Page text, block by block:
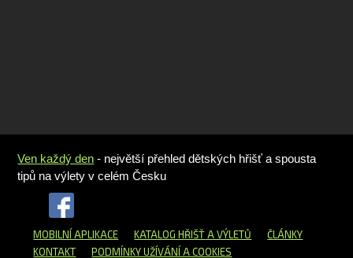
Ven každý den - největší přehled dětských hřišť a spousta
tipů na výlety v celém Česku
MOBILNÍ APLIKACE KATALOG HŘIŠŤA VÝLETŮ
ČLÁNKY
KONTAKT
PODMÍNKY UŽÍVÁNÍ A COOKIES